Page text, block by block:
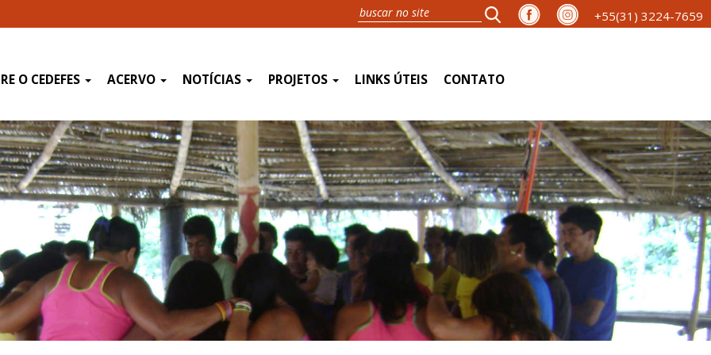
+55(31) 3224-7659
O CEDEFES ACERVO NOTÍCIAS PROJETOS LINKS ÚTEIS CONTATO